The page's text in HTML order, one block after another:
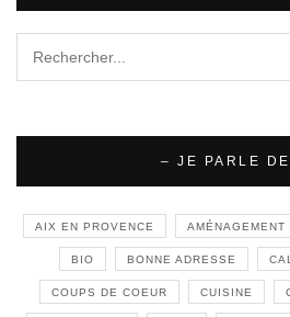
– JE PARLE
AIX EN PROVENCE AMÉNAGEMENT
BIO BONNE ADRESSE
COUPS DE COEUR CUISINE